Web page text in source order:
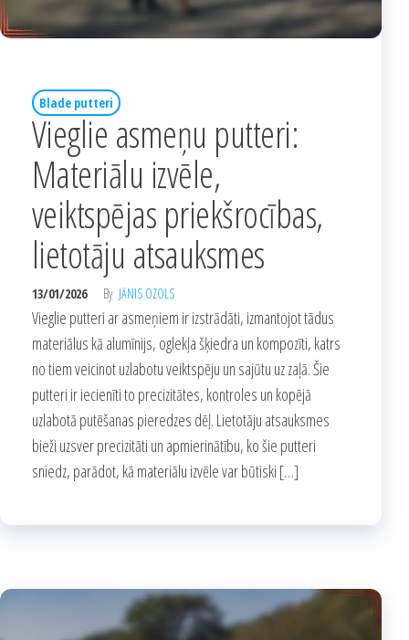
Blade putteri
Vieglie asmeņu putteri:
Materiālu izvēle,
veiktspējas priekšrocības,
lietotāju atsauksmes
13/01/2026 By JĀNIS OZOLS
Vieglie putteri ar asmeņiem ir izstrādāti, izmantojot tādus
materiālus kā alumīnijs, oglekļa šķiedra un kompozīti, katrs
no tiem veicinot uzlabotu veiktspēju un sajūtu uz zaļā. Šie
putteri ir iecienīti to precizitātes, kontroles un kopējā
uzlabotā putēšanas pieredzes dēļ. Lietotāju atsauksmes
bieži uzsver precizitāti un apmierinātību, ko šie putteri
sniedz, parādot, kā materiālu izvēle var būtiski […]